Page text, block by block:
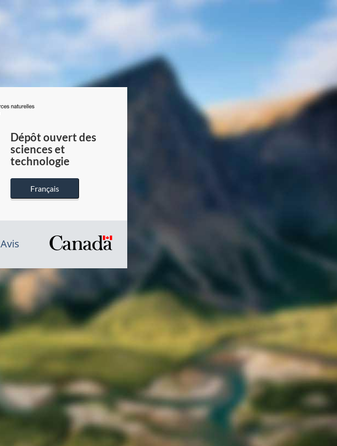
du
Canada
Dépôt ouvert des
sciences et
technologie
Français
Avis
/
gouvernement
du